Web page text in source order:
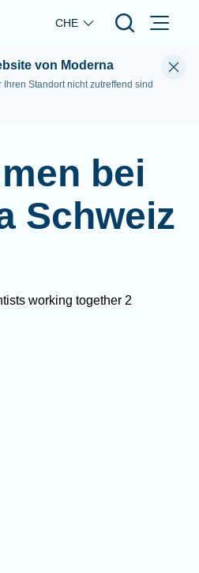
Skip to main content
CHE
von Moderna
Standort nicht zutreffend sind
bei
Schweiz